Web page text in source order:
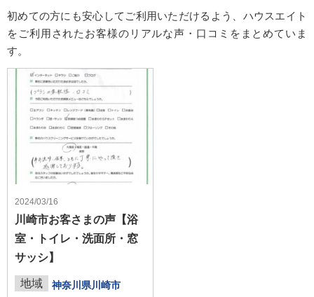
初めての方にも安心してご利用いただけるよう、ハウスエイト
をご利用されたお客様のリアルな声・口コミをまとめていま
す。
2024/03/16
川崎市お客さまの声【浴
室・トイレ・洗面所・窓
サッシ】
地域 神奈川県川崎市